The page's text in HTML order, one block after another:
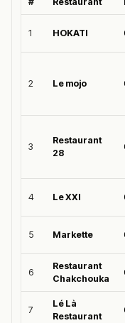
1 HOKATI
2 Le mojo
3
Restaurant
28
4 Le XXI
5 Markette
6
Restaurant
Chakchouka
7
Lé Là
Restaurant